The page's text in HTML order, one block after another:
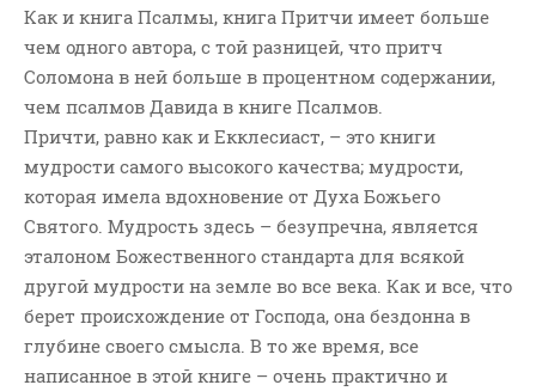
КОНТАКТ
РУБРИКИ
Беседы По Бытие
Заметки
Изображения
Книга "Второе Пришествие
Как и книга Псалмы, книга Притчи имеет больше
чем одного автора, с той разницей, что притч
Соломона в ней больше в процентном содержании,
чем псалмов Давида в книге Псалмов.
Причти, равно как и Екклесиаст, – это книги
мудрости самого высокого качества; мудрости,
которая имела вдохновение от Духа Божьего
Святого. Мудрость здесь – безупречна, является
эталоном Божественного стандарта для всякой
другой мудрости на земле во все века. Как и все, что
берет происхождение от Господа, она бездонна в
глубине своего смысла. В то же время, все
написанное в этой книге – очень практично и